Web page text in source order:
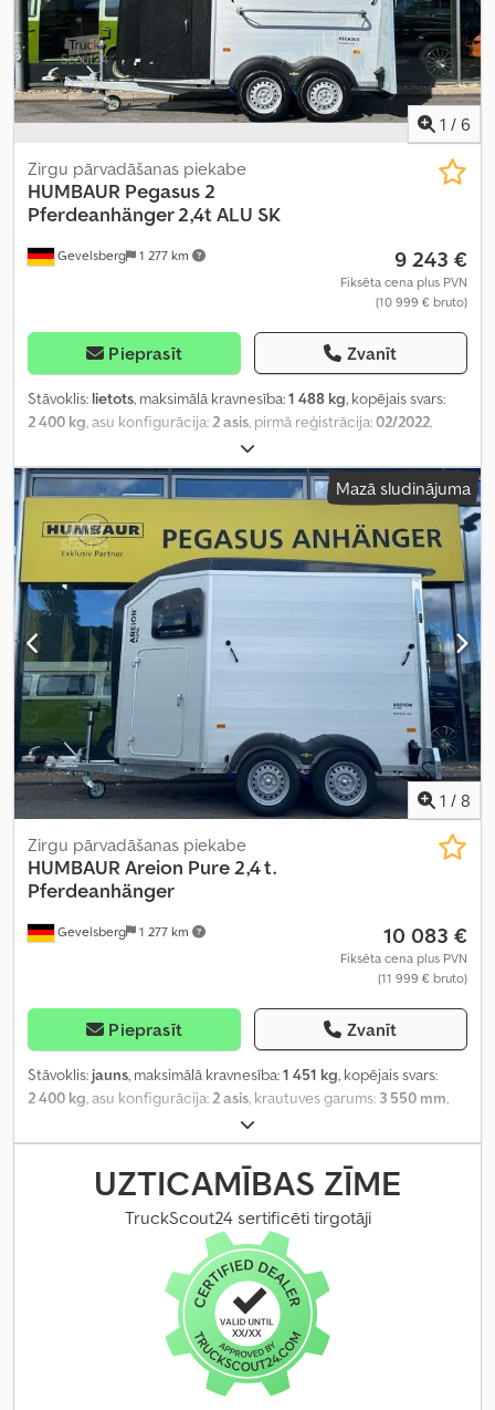
1 / 6
Gevelsberg 1 277 km
Zirgu pārvadāšanas piekabe
HUMBAUR Pegasus 2
Pferdeanhänger 2,4t ALU SK
9 243 €
Fiksēta cena plus PVN
(10 999 € bruto)
Pieprasīt Zvanīt
Stāvoklis: lietots, maksimālā kravnesība:1 488 kg, kopējais svars:
2 400 kg, asu konfigurācija:2 asis, pirmā reģistrācija:02/2022,
08/2027, krautuves garums:
iekraušanas vietas platums:1 710 mm, iekraušanas telpas
augstums:2 370 mm, kopējais platums: 2 231 mm, kopējais
augstums:2 965 mm
Mazā sludinājuma
1 / 8
Gevelsberg 1 277 km
Zirgu pārvadāšanas piekabe
HUMBAUR Areion Pure 2,4 t.
Pferdeanhänger
10 083 €
Fiksēta cena plus PVN
(11 999 € bruto)
Pieprasīt Zvanīt
Stāvoklis: jauns, maksimālā kravnesība:1 451 kg, kopējais svars:
2 400 kg, asu konfigurācija:2 asis, krautuves garums: 3 550 mm,
1 700 mm
augstums:2 380 mm, kopējais platums:2 222 mm, kopējais
augstums:2 900 mm , Ražošanas gads:2026
UZTICAMĪBAS ZĪME
TruckScout24 sertificēti tirgotāji